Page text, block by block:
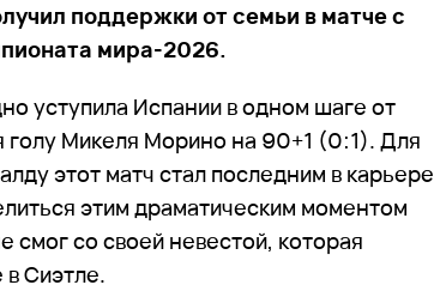
поддержки от семьи в матче с
мира-2026.
уступила Испании в одном шаге от
голу Микеля Морино на 90+1 (0:1). Для
этот матч стал последним в карьере
этим драматическим моментом
смог со своей невестой, которая
в Сиэтле.